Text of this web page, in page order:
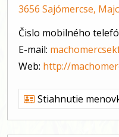
3656 Sajómercse,
Čislo mobilného
E-mail:
Web: http://
Stiahnutie